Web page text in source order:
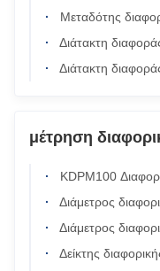
Μεταδότης
Διάτακτη
Διάτακτη
μέτρηση
KDPM100 Διαφορετικός μετρητής
Διάμετρος
Διάμετρος
Δείκτης